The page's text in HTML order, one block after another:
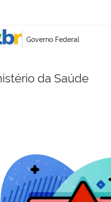
principal de navegação
da Saúde